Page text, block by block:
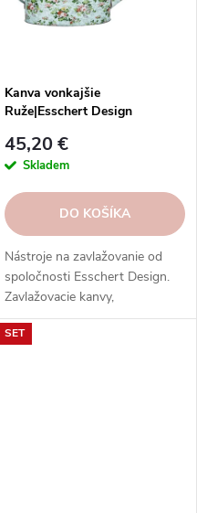
Kanva vonkajšie
Ruže|Esschert Design
45,20 €
Skladem
DO KOŠÍKA
Nástroje na zavlažovanie od
spoločnosti Esschert Design.
Zavlažovacie kanvy,
postrekovače, striekačky,
hadice, postrekovače a ďalšie
SET